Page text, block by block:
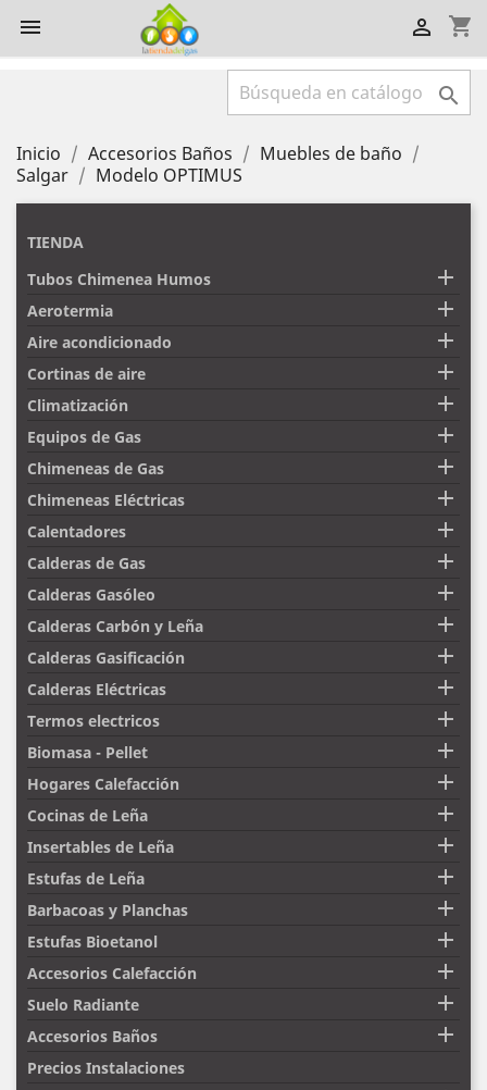
 shopping_cart


Inicio Accesorios Baños
Muebles de baño
Salgar
Modelo OPTIMUS
TIENDA
Tubos Chimenea Humos

Aerotermia 
Aire acondicionado 
Cortinas de aire 
Climatización 
Equipos de Gas 
Chimeneas de Gas 
Chimeneas Eléctricas 
Calentadores 
Calderas de Gas 
Calderas Gasóleo 
Calderas Carbón y Leña 
Calderas Gasificación 
Calderas Eléctricas 
Termos electricos 
Biomasa - Pellet 
Hogares Calefacción 
Cocinas de Leña 
Insertables de Leña 
Estufas de Leña 
Barbacoas y Planchas 
Estufas Bioetanol 
Accesorios Calefacción 
Suelo Radiante 
Accesorios Baños 
Precios Instalaciones